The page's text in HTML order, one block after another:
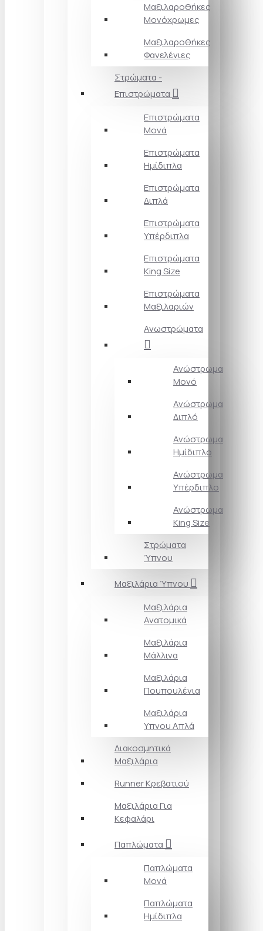
Μαξιλαροθήκες
Μονόχρωμες
Μαξιλαροθήκες
Φανελένιες
Στρώματα -
Επιστρώματα
Επιστρώματα
Μονά
Επιστρώματα
Ημίδιπλα
Επιστρώματα
Διπλά
Επιστρώματα
Υπέρδιπλα
Επιστρώματα
King Size
Επιστρώματα
Μαξιλαριών
Ανωστρώματα
Ανώστρωμα
Μονό
Ανώστρωμα
Διπλό
Ανώστρωμα
Ημίδιπλο
Ανώστρωμα
Υπέρδιπλο
Ανώστρωμα
King Size
Στρώματα
Ύπνου
Μαξιλάρια Ύπνου
Μαξιλάρια
Ανατομικά
Μαξιλάρια
Μάλλινα
Μαξιλάρια
Πουπουλένια
Μαξιλάρια
Υπνου Απλά
Διακοσμητικά
Μαξιλάρια
Runner Κρεβατιού
Μαξιλάρια Για
Κεφαλάρι
Παπλώματα
Παπλώματα
Μονά
Παπλώματα
Ημίδιπλα